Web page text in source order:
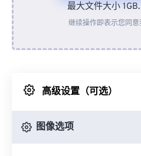
从设备
来自
最大文件大小
继续操作即表示您同意
高级设置（可选）
图像选项